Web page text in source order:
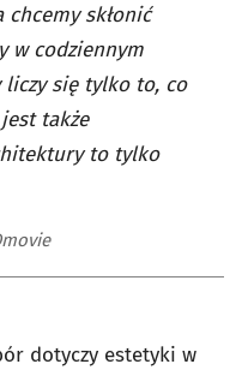
chcemy skłonić
w codziennym
się tylko to, co
także
to tylko
dotyczy estetyki w